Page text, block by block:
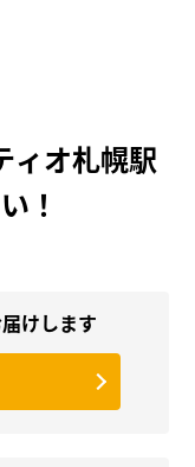
ィオ札幌駅
！
けします